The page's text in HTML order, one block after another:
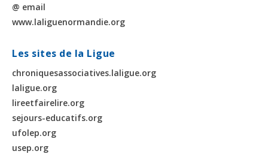
@ email
www.laliguenormandie.org
Les sites de la Ligue
chroniquesassociatives.laligue.org
laligue.org
lireetfairelire.org
sejours-educatifs.org
ufolep.org
usep.org